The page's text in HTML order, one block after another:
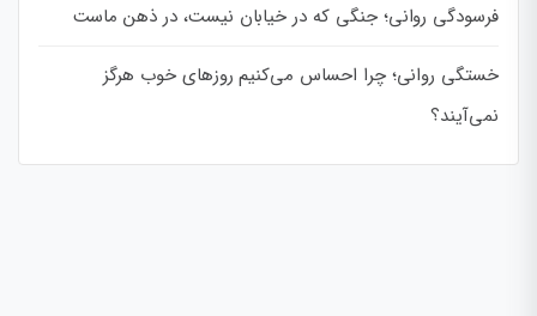
فرسودگی روانی؛ جنگی که در خیابان نیست، در ذهن ماست
خستگی روانی؛ چرا احساس می‌کنیم روزهای خوب هرگز
نمی‌آیند؟